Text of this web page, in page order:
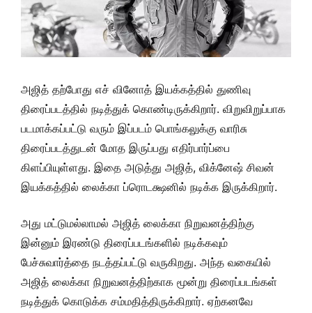
அஜித் தற்போது எச் வினோத் இயக்கத்தில் துணிவு
திரைப்படத்தில் நடித்துக் கொண்டிருக்கிறார். விறுவிறுப்பாக
படமாக்கப்பட்டு வரும் இப்படம் பொங்கலுக்கு வாரிசு
திரைப்படத்துடன் மோத இருப்பது எதிர்பார்ப்பை
கிளப்பியுள்ளது. இதை அடுத்து அஜித், விக்னேஷ் சிவன்
இயக்கத்தில் லைக்கா ப்ரொடக்ஷனில் நடிக்க இருக்கிறார்.
அது மட்டுமல்லாமல் அஜித் லைக்கா நிறுவனத்திற்கு
இன்னும் இரண்டு திரைப்படங்களில் நடிக்கவும்
பேச்சுவார்த்தை நடத்தப்பட்டு வருகிறது. அந்த வகையில்
அஜித் லைக்கா நிறுவனத்திற்காக மூன்று திரைப்படங்கள்
நடித்துக் கொடுக்க சம்மதித்திருக்கிறார். ஏற்கனவே